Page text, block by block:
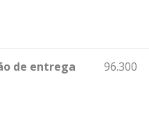
de entrega
96.300